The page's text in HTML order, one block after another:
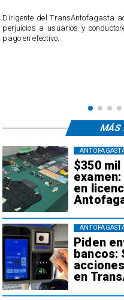
​Dirigente del TransAntofagasta
perjuicios a usuarios y
pago en efectivo.
$350
en
Piden
bancos:
en
MÁS